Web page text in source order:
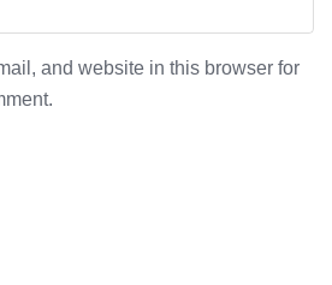
and website in this browser for